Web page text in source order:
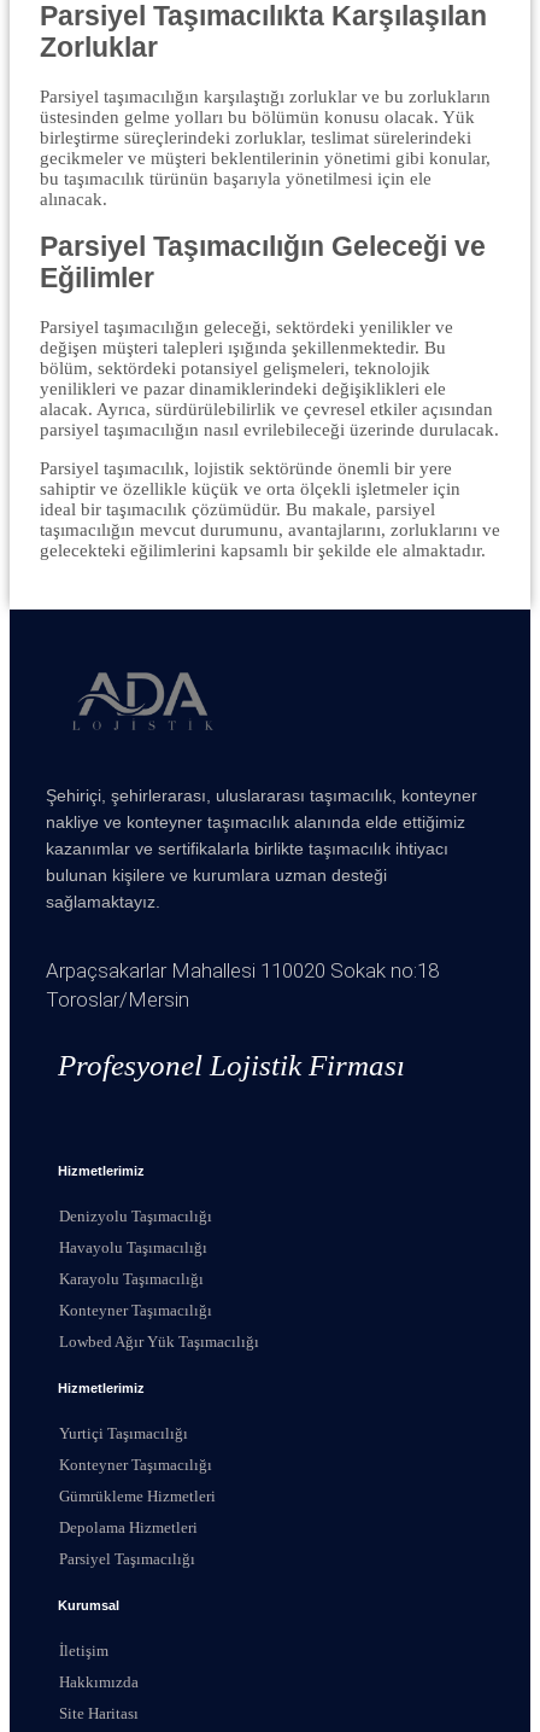
Parsiyel Taşımacılıkta Karşılaşılan
Zorluklar
Parsiyel taşımacılığın karşılaştığı zorluklar ve bu zorlukların
üstesinden gelme yolları bu bölümün konusu olacak. Yük
birleştirme süreçlerindeki zorluklar, teslimat sürelerindeki
gecikmeler ve müşteri beklentilerinin yönetimi gibi konular,
bu taşımacılık türünün başarıyla yönetilmesi için ele
alınacak.
Parsiyel Taşımacılığın Geleceği ve
Eğilimler
Parsiyel taşımacılığın geleceği, sektördeki yenilikler ve
değişen müşteri talepleri ışığında şekillenmektedir. Bu
bölüm, sektördeki potansiyel gelişmeleri, teknolojik
yenilikleri ve pazar dinamiklerindeki değişiklikleri ele
alacak. Ayrıca, sürdürülebilirlik ve çevresel etkiler açısından
parsiyel taşımacılığın nasıl evrilebileceği üzerinde durulacak.
Parsiyel taşımacılık, lojistik sektöründe önemli bir yere
sahiptir ve özellikle küçük ve orta ölçekli işletmeler için
ideal bir taşımacılık çözümüdür. Bu makale, parsiyel
taşımacılığın mevcut durumunu, avantajlarını, zorluklarını ve
gelecekteki eğilimlerini kapsamlı bir şekilde ele almaktadır.
Şehiriçi, şehirlerarası, uluslararası taşımacılık, konteyner
nakliye ve konteyner taşımacılık alanında elde ettiğimiz
kazanımlar ve sertifikalarla birlikte taşımacılık ihtiyacı
bulunan kişilere ve kurumlara uzman desteği
sağlamaktayız.
Arpaçsakarlar Mahallesi 110020 Sokak no:18
Toroslar/Mersin
Profesyonel Lojistik Firması
Hizmetlerimiz
Denizyolu Taşımacılığı
Havayolu Taşımacılığı
Karayolu Taşımacılığı
Konteyner Taşımacılığı
Lowbed Ağır Yük Taşımacılığı
Hizmetlerimiz
Yurtiçi Taşımacılığı
Konteyner Taşımacılığı
Gümrükleme Hizmetleri
Depolama Hizmetleri
Parsiyel Taşımacılığı
Kurumsal
İletişim
Hakkımızda
Site Haritası